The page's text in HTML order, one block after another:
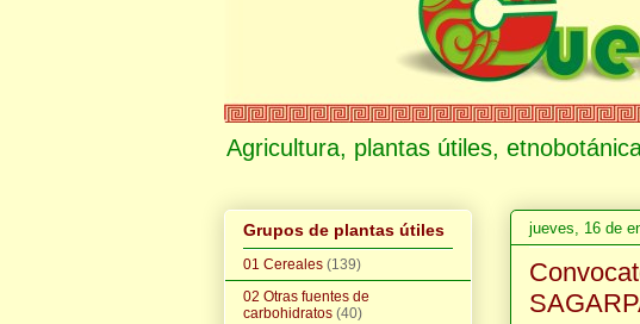
Agricultura, plantas útiles,
jueves, 16 de
Grupos de plantas útiles
01 Cereales (139)
02 Otras fuentes de
carbohidratos (40)